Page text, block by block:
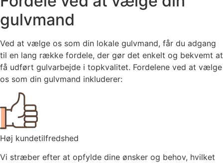
gulvmand
Ved at vælge os som din lokale gulvmand, får du adgang
til en lang række fordele, der gør det enkelt og bekvemt at
få udført gulvarbejde i topkvalitet. Fordelene ved at vælge
os som din gulvmand inkluderer:
Høj kundetilfredshed
Vi stræber efter at opfylde dine ønsker og behov, hvilket